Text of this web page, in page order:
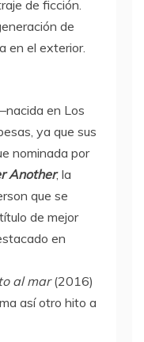
de ficción.
de
en el exterior.
en Los
ya que sus
nominada por
Another, la
que se
de mejor
en
al mar(2016)
así otro hito a